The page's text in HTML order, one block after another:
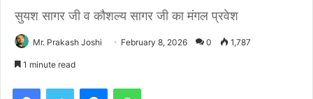
सुयश सागर जी व कौशल्य सागर जी का मंगल प्रवेश
Mr. Prakash Joshi February 8, 2026 0 1,787
1 minute read
FacebookTwitter MessengerWhatsApp